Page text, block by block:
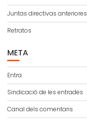
Juntas directivas anteriores
Retratos
META
Entra
Sindicació de les entrades
Canal dels comentaris